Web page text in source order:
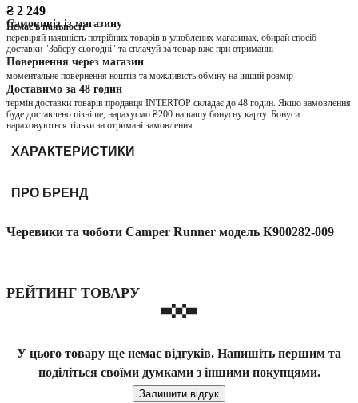
₴ 2 249
Немає в наявності
Самовивіз із магазину
перевіряй наявність потрібних товарів в улюблених магазинах, обирай спосіб
доставки "Заберу сьогодні" та сплачуй за товар вже при отриманні
Повернення через магазин
моментальне повернення коштів та можливість обміну на інший розмір
Доставимо за 48 годин
термін доставки товарів продавця INTERTOP складає до 48 годин. Якщо замовлення
буде доставлено пізніше, нарахуємо ₴200 на вашу бонусну карту. Бонуси
нараховуються тільки за отримані замовлення.
ХАРАКТЕРИСТИКИ
ПРО БРЕНД
Черевики та чоботи Camper Runner модель K900282-009
РЕЙТИНГ ТОВАРУ
У цього товару ще немає відгуків. Напишіть першим та
поділіться своїми думками з іншими покупцями.
Залишити відгук